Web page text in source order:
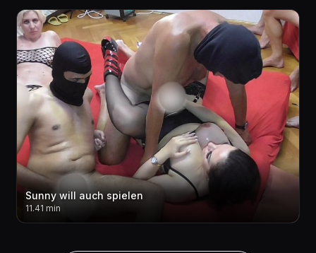
Sunny will auch spielen
11.41 min